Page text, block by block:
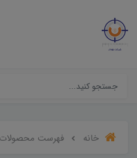
خانه فهرست محصولات